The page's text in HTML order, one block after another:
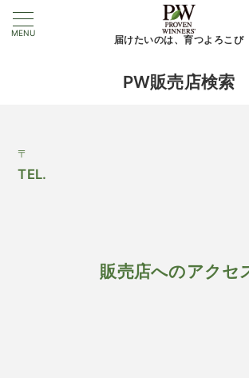
MENU
届けたいのは、育つよろこび
PW販売店検索
〒
TEL.
販売店へのアクセ